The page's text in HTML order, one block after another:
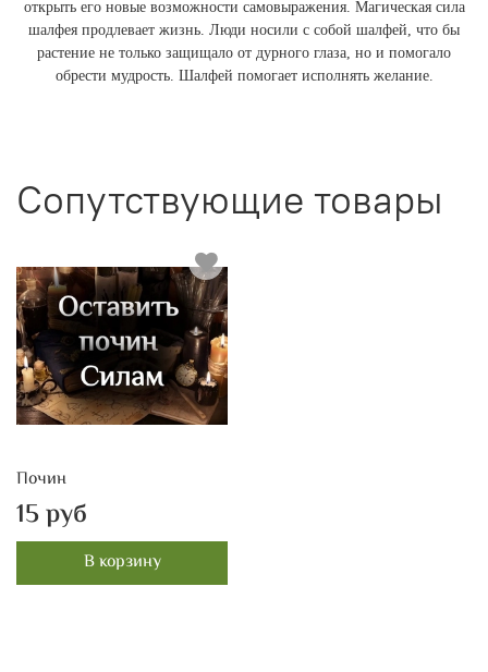
открыть его новые возможности самовыражения. Магическая сила
шалфея продлевает жизнь. Люди носили с собой шалфей, что бы
растение не только защищало от дурного глаза, но и помогало
обрести мудрость. Шалфей помогает исполнять желание.
Сопутствующие товары
Почин
15 руб
В корзину